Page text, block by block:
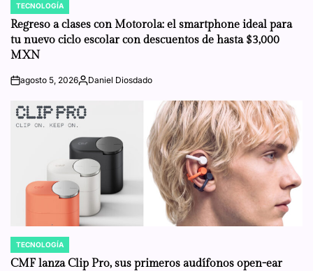
POSTED
IN
TECNOLOGÍA
Regreso a clases con Motorola: el smartphone ideal para
tu nuevo ciclo escolar con descuentos de hasta $3,000
MXN
onagosto 5, 2026Posted
Daniel Diosdado
POSTED
IN
TECNOLOGÍA
CMF lanza Clip Pro, sus primeros audífonos open-ear